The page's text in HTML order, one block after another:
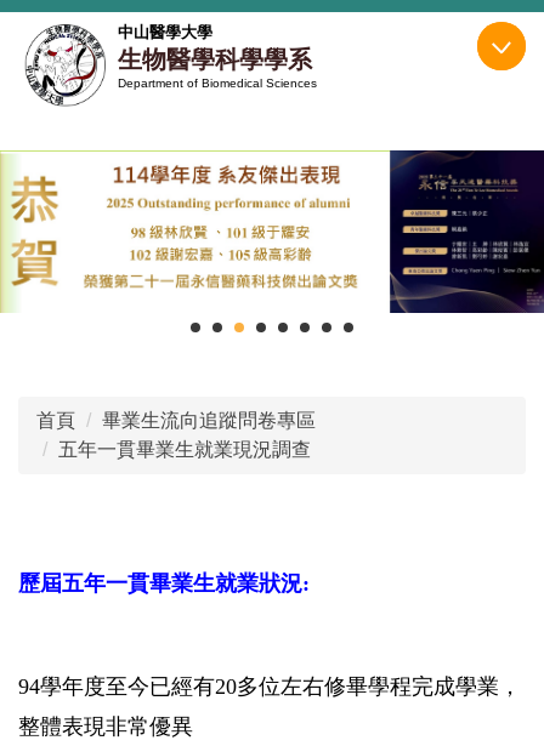
跳
到
主
區
中山醫學大學
生物醫學科學學系
Department of Biomedical Sciences
首頁
畢業生流向追蹤問卷專區
五年一貫畢業生就業現況調查
歷屆五年一貫畢業生就業狀況:
94學年度至今已經有20多位左右修畢學程完成學業，
整體表現非常優異